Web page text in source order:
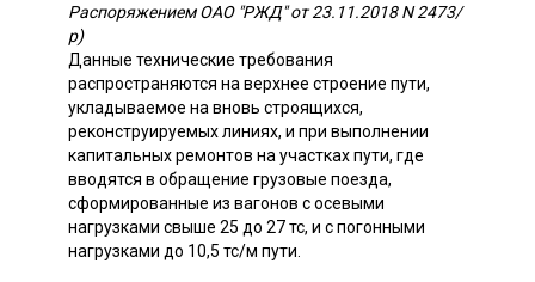
Распоряжением ОАО "РЖД" от 23.11.2018 N 2473/
р)
Данные технические требования
распространяются на верхнее строение пути,
укладываемое на вновь строящихся,
реконструируемых линиях, и при выполнении
капитальных ремонтов на участках пути, где
вводятся в обращение грузовые поезда,
сформированные из вагонов с осевыми
нагрузками свыше 25 до 27 тс, и с погонными
нагрузками до 10,5 тс/м пути.